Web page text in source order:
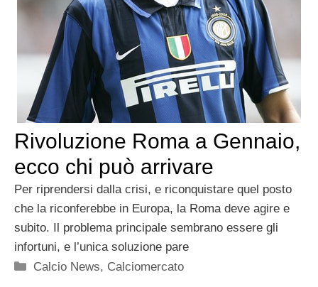
Rivoluzione Roma a Gennaio,
ecco chi può arrivare
Per riprendersi dalla crisi, e riconquistare quel posto
che la riconferebbe in Europa, la Roma deve agire e
subito. Il problema principale sembrano essere gli
infortuni, e l’unica soluzione pare
Categorie
Calcio News, Calciomercato